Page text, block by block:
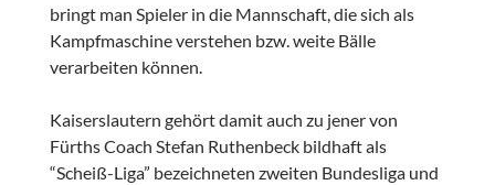
bringt man Spieler in die Mannschaft, die sich als
Kampfmaschine verstehen bzw. weite Bälle
verarbeiten können.
Kaiserslautern gehört damit auch zu jener von
Fürths Coach Stefan Ruthenbeck bildhaft als
“Scheiß-Liga” bezeichneten zweiten Bundesliga und